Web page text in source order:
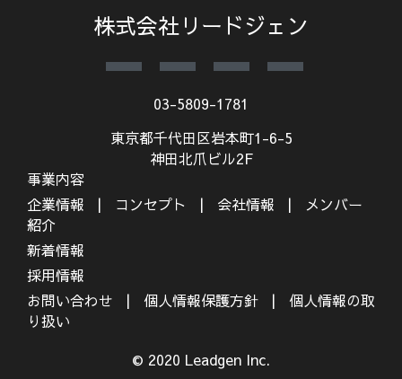
株式会社リードジェン
03-5809-1781
東京都千代田区岩本町1-6-5
神田北爪ビル2F
事業内容
企業情報
コンセプト 会社情報
メンバー
紹介
新着情報
採用情報
お問い合わせ
個人情報保護方針
個人情報の取
り扱い
© 2020 Leadgen Inc.